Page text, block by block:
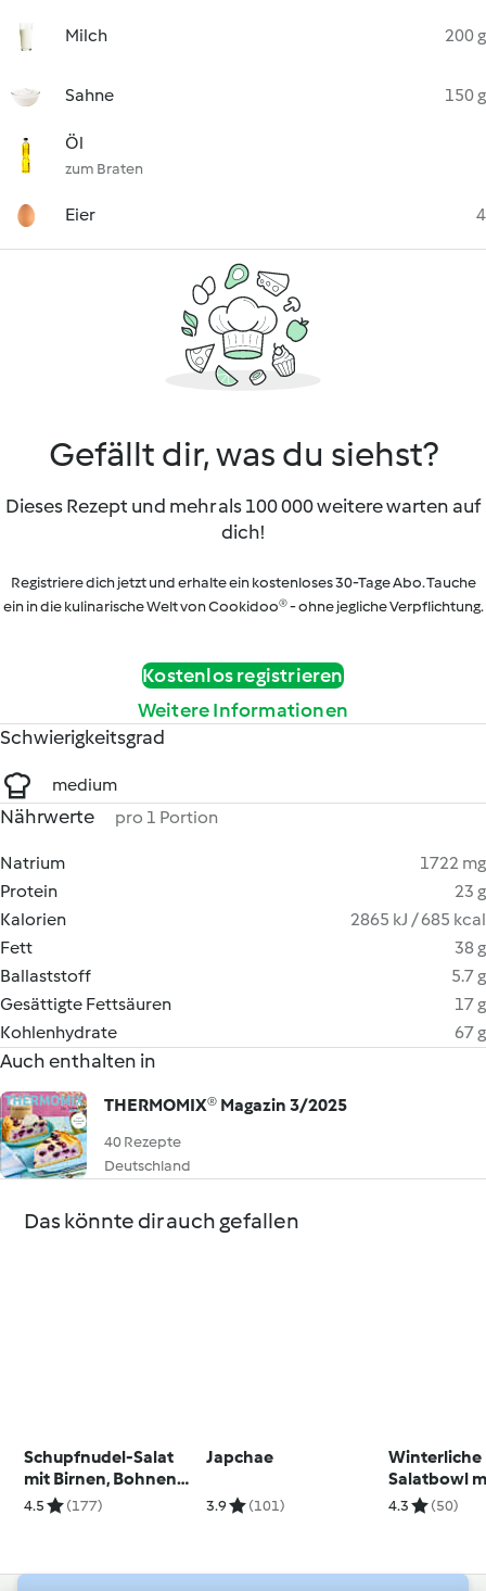
Milch 200 g
Sahne 150 g
Öl
zum Braten
Eier 4
Gefällt dir, was du siehst?
Dieses Rezept und mehr als 100 000 weitere warten auf
dich!
Registriere dich jetzt und erhalte ein kostenloses 30-Tage Abo. Tauche
ein in die kulinarische Welt von Cookidoo® - ohne jegliche Verpflichtung.
Kostenlos registrieren
Weitere Informationen
Schwierigkeitsgrad
medium
Nährwerte pro 1 Portion
Natrium
1722 mg
Protein
23 g
Kalorien
2865 kJ / 685 kcal
Fett
38 g
Ballaststoff
5.7 g
Gesättigte Fettsäuren
17 g
Kohlenhydrate
67 g
Auch enthalten in
THERMOMIX® Magazin 3/2025
40 Rezepte
Deutschland
Das könnte dir auch gefallen
Schupfnudel-Salat
mit Birnen, Bohnen
und Speck
4.5 (177)
Japchae
3.9 (101)
Winterliche
Salatbowl
4.3 (50)